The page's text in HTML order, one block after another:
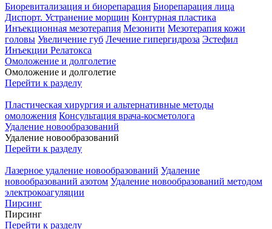
Биоревитализация и биорепарация Биорепарация лица
Диспорт. Устранение морщин Контурная пластика
Инъекционная мезотерапия Мезонити Мезотерапия кожи
головы Увеличение губ Лечение гипергидроза Эстефил
Инъекции Релатокса
Омоложение и долголетие
Омоложение и долголетие
Перейти к разделу
Пластическая хирургия и альтернативные методы
омоложения Консультация врача-косметолога
Удаление новообразований
Удаление новообразований
Перейти к разделу
Лазерное удаление новообразований Удаление
новообразований азотом Удаление новообразований методом
электрокоагуляции
Пирсинг
Пирсинг
Перейти к разделу